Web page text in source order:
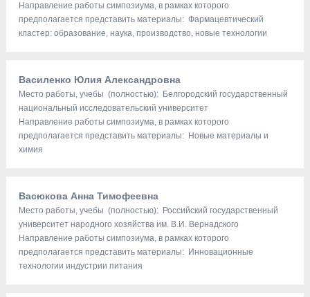
Направление работы симпозиума, в рамках которого
предполагается представить материалы: Фармацевтический
кластер: образование, наука, производство, новые технологии
Василенко Юлия Александровна
Место работы, учебы (полностью): Белгородский государственный
национальный исследовательский университет
Направление работы симпозиума, в рамках которого
предполагается представить материалы: Новые материалы и
химия
Васюкова Анна Тимофеевна
Место работы, учебы (полностью): Российский государственный
университет народного хозяйства им. В.И. Вернадского
Направление работы симпозиума, в рамках которого
предполагается представить материалы: Инновационные
технологии индустрии питания